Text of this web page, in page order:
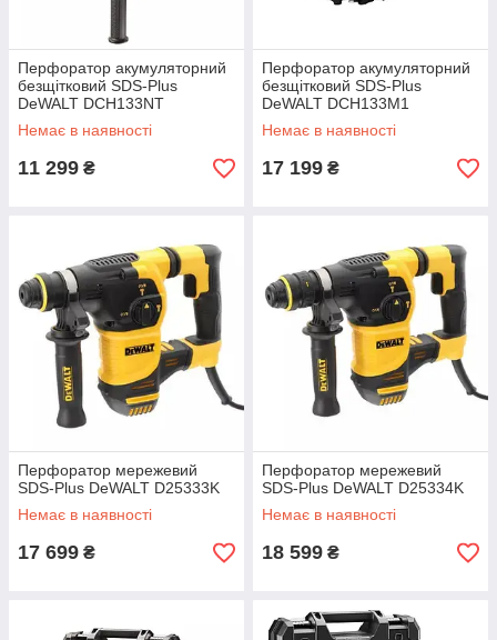
Перфоратор акумуляторний
безщітковий SDS-Plus
DeWALT DCH133NT
Немає в наявності
11 299 ₴
Перфоратор акумуляторний
безщітковий SDS-Plus
DeWALT DCH133M1
Немає в наявності
17 199 ₴
Перфоратор мережевий
SDS-Plus DeWALT D25333K
Немає в наявності
17 699 ₴
Перфоратор мережевий
SDS-Plus DeWALT D25334K
Немає в наявності
18 599 ₴